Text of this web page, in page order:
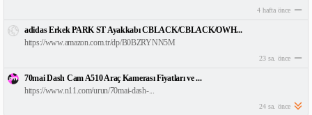
4 hafta önce
adidas Erkek PARK ST Ayakkabı CBLACK/CBLACK/OWH...
https://www.amazon.com.tr/dp/B0BZRYNN5M
23 sa. önce
70mai Dash Cam A510 Araç Kamerası Fiyatları ve ...
https://www.n11.com/urun/70mai-dash-...
24 sa. önce